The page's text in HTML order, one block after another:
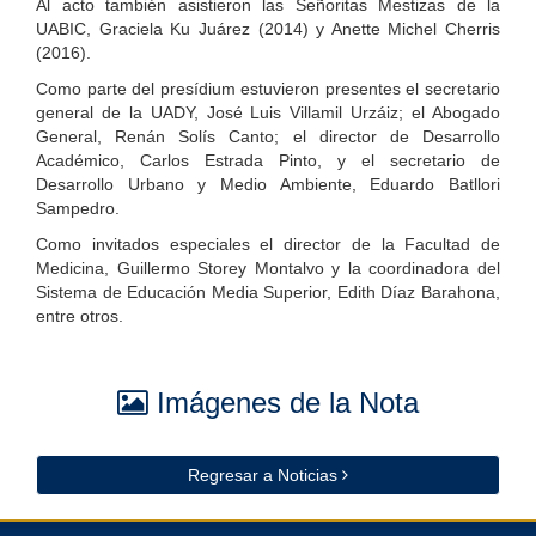
Al acto también asistieron las Señoritas Mestizas de la
UABIC, Graciela Ku Juárez (2014) y Anette Michel Cherris
(2016).
Como parte del presídium estuvieron presentes el secretario
general de la UADY, José Luis Villamil Urzáiz; el Abogado
General, Renán Solís Canto; el director de Desarrollo
Académico, Carlos Estrada Pinto, y el secretario de
Desarrollo Urbano y Medio Ambiente, Eduardo Batllori
Sampedro.
Como invitados especiales el director de la Facultad de
Medicina, Guillermo Storey Montalvo y la coordinadora del
Sistema de Educación Media Superior, Edith Díaz Barahona,
entre otros.
Imágenes de la Nota
Regresar a Noticias